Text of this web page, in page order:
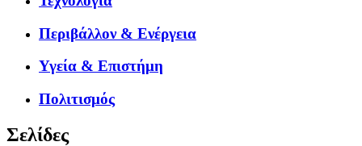
Περιβάλλον & Ενέργεια
Υγεία & Επιστήμη
Πολιτισμός
Σελίδες